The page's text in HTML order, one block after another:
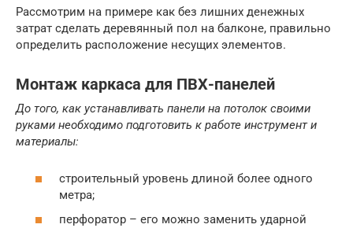
Рассмотрим на примере как без лишних денежных
затрат сделать деревянный пол на балконе, правильно
определить расположение несущих элементов.
Монтаж каркаса для ПВХ-панелей
До того, как устанавливать панели на потолок своими
руками необходимо подготовить к работе инструмент и
материалы:
строительный уровень длиной более одного
метра;
перфоратор – его можно заменить ударной